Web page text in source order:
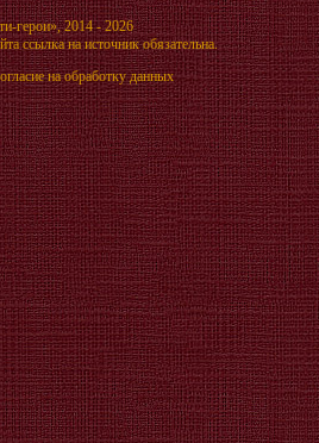
герои», 2014 - 2026
ссылка на источник обязательна.
на обработку данных